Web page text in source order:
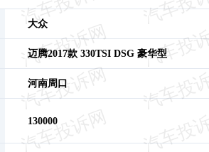
大众
迈腾2017款 330TSI DSG 豪华型
河南周口
130000